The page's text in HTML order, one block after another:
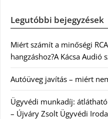
Legutóbbi bejegyzések
Miért számít a minőségi
hangzáshoz?A Kácsa
Autóüveg javítás – miért
Ügyvédi munkadíj:
– Újváry Zsolt Ügyvédi Iroda